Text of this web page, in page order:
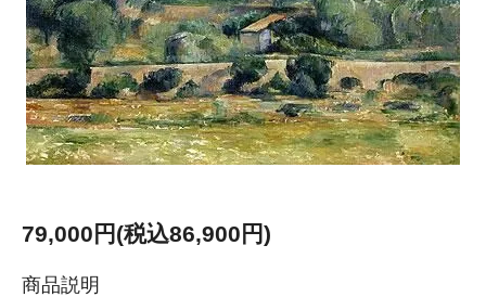
79,000円(税込86,900円)
商品説明